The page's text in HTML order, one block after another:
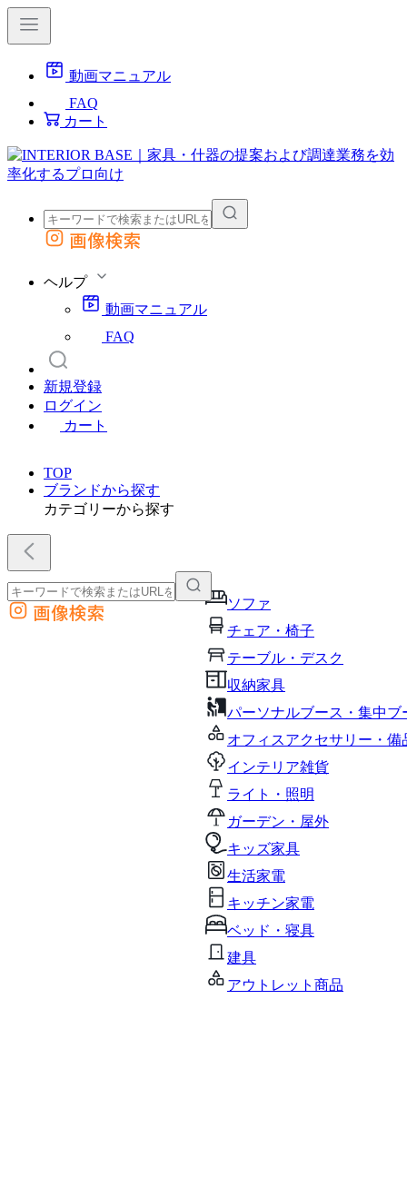
動画マニュアル
FAQ
カート
外部サイトの商品をカートに追加
画像検索
ヘルプ
動画マニュアル
FAQ
新規登録
ログイン
カート
TOP
ブランドから探す
カテゴリーから探す
ソファ
チェア・椅子
テーブル・デスク
収納家具
パーソナルブース・集中ブ
オフィスアクセサリー・備
インテリア雑貨
ライト・照明
ガーデン・屋外
キッズ家具
生活家電
キッチン家電
ベッド・寝具
建具
アウトレット商品
外部サイトの商品をカートに追加
他のサイトで見つけた商品ページのURLを貼り付けて、カートに追加できます
画像検索